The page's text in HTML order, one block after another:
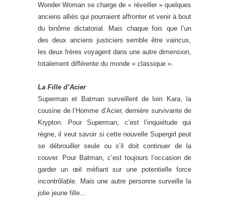
Wonder Woman se charge de « réveiller » quelques
anciens alliés qui pourraient affronter et venir à bout
du binôme dictatorial. Mais chaque fois que l’un
des deux anciens justiciers semble être vaincus,
les deux frères voyagent dans une autre dimension,
totalement différente du monde « classique ».
La Fille d’Acier
Superman et Batman surveillent de loin Kara, la
cousine de l’Homme d’Acier, dernière survivante de
Krypton. Pour Superman, c’est l’inquiétude qui
règne, il veut savoir si cette nouvelle Supergirl peut
se débrouiller seule ou s’il doit continuer de la
couver. Pour Batman, c’est toujours l’occasion de
garder un œil méfiant sur une potentielle force
incontrôlable. Mais une autre personne surveille la
jolie jeune fille…